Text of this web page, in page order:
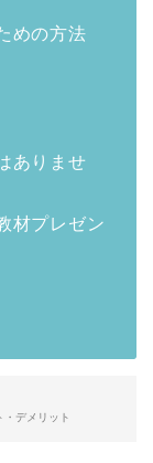
めの方法
ありませ
材プレゼン
デメリット